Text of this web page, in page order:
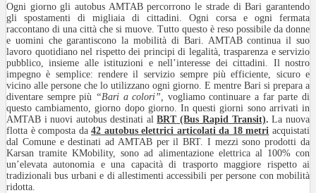
Ogni giorno gli autobus AMTAB percorrono le strade di Bari garantendo
gli spostamenti di migliaia di cittadini. Ogni corsa e ogni fermata
raccontano di una città che si muove. Tutto questo è reso possibile da donne
e uomini che garantiscono la mobilità di Bari. AMTAB continua il suo
lavoro quotidiano nel rispetto dei principi di legalità, trasparenza e servizio
pubblico, insieme alle istituzioni e nell’interesse dei cittadini. Il nostro
impegno è semplice: rendere il servizio sempre più efficiente, sicuro e
vicino alle persone che lo utilizzano ogni giorno. E mentre Bari si prepara a
diventare sempre più “Bari a colori”,
vogliamo continuare a far parte di
questo cambiamento, giorno dopo giorno. In questi giorni sono arrivati in
AMTAB i nuovi autobus destinati alBRT (Bus Rapid Transit).La nuova
flotta è composta da42 autobus elettrici articolati da 18 metri acquistati
dal Comune e destinati ad AMTAB per il BRT. I mezzi sono prodotti da
Karsan tramite KMobility, sono ad alimentazione elettrica al 100% con
un’elevata autonomia e una capacità di trasporto maggiore rispetto ai
tradizionali bus urbani e di allestimenti accessibili per persone con mobilità
ridotta.